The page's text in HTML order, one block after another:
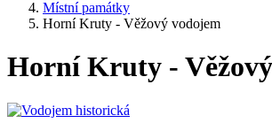
Místní památky
Horní Kruty - Věžový vodojem
Horní Kruty -